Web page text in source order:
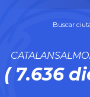
Buscar
( 7.636